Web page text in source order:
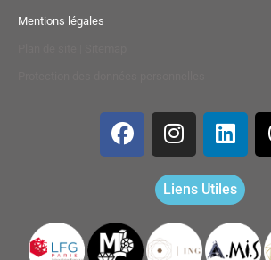
Mentions légales
Liens Utiles